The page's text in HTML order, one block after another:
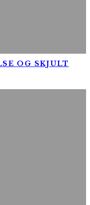
OG SKJULT